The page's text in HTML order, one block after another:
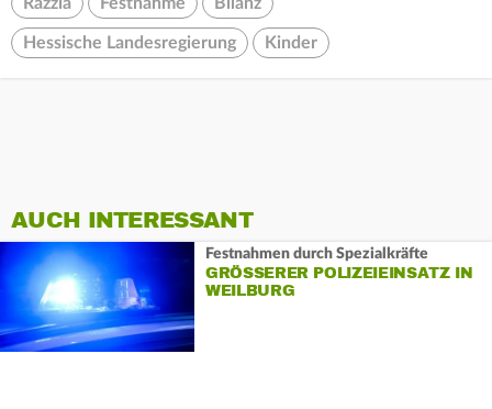
Hessische Landesregierung Kinder
AUCH INTERESSANT
Festnahmen durch Spezialkräfte
GRÖSSERER POLIZEIEINSATZ IN W
EILBURG